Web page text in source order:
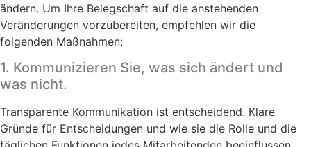
ändern. Um Ihre Belegschaft auf die anstehenden
Veränderungen vorzubereiten, empfehlen wir die
folgenden Maßnahmen:
1. Kommunizieren Sie, was sich ändert und
was nicht.
Transparente Kommunikation ist entscheidend. Klare
Gründe für Entscheidungen und wie sie die Rolle und die